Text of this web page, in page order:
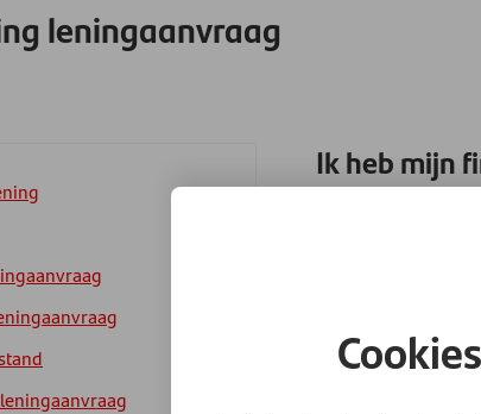
leningaanvraag
Ik heb mijn
-> Als u de
maandbedrag
ondertekend en
-> Als u de
belangrijk dat u